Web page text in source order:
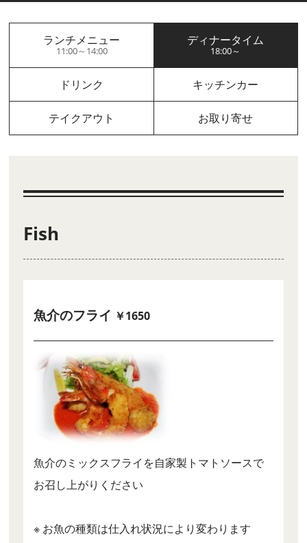
ランチメニュー
11:00～14:00
ディナータイム
18:00～
ドリンク キッチンカー
テイクアウト お取り寄せ
Fish
魚介のフライ ￥1650
魚介のミックスフライを自家製トマトソースで
お召し上がりください
※ お魚の種類は仕入れ状況により変わります